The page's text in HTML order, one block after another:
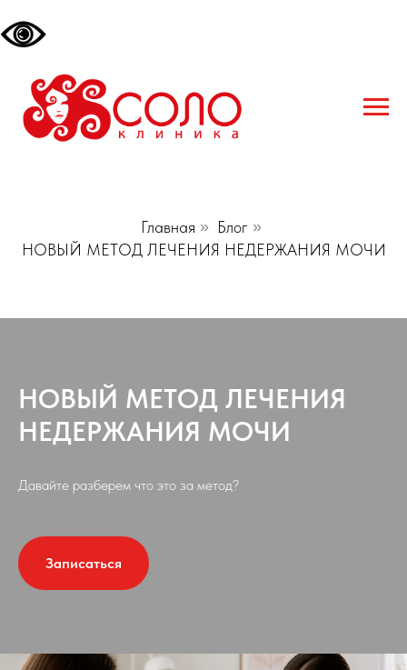
Главная » Блог »
НОВЫЙ МЕТОД ЛЕЧЕНИЯ НЕДЕРЖАНИЯ МОЧИ
НОВЫЙ МЕТОД ЛЕЧЕНИЯ
НЕДЕРЖАНИЯ МОЧИ
Давайте разберем что это за метод?
Записаться